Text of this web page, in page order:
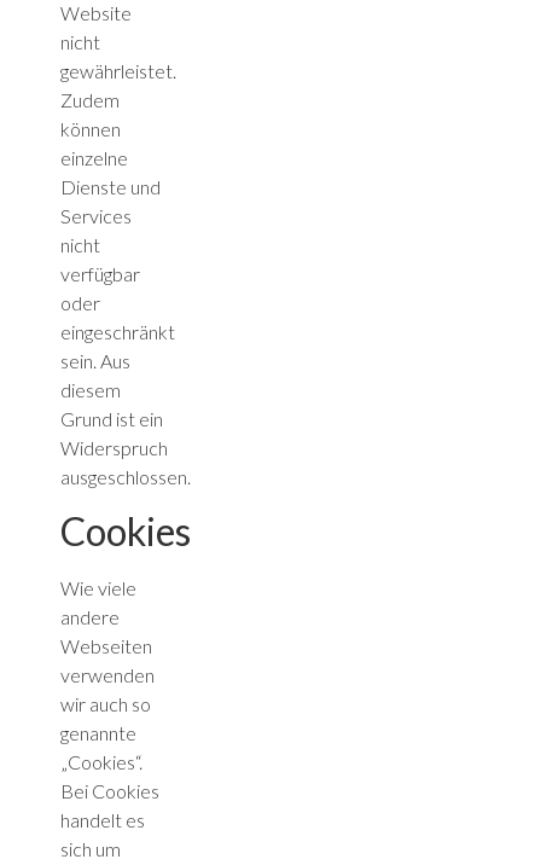
Website
nicht
gewährleistet.
Zudem
können
einzelne
Dienste und
Services
nicht
verfügbar
oder
eingeschränkt
sein. Aus
diesem
Grund ist ein
Widerspruch
ausgeschlossen.
Cookies
Wie viele
andere
Webseiten
verwenden
wir auch so
genannte
„Cookies“.
Bei Cookies
handelt es
sich um